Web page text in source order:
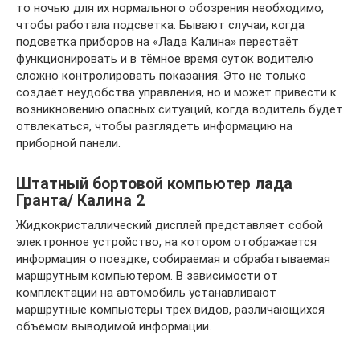
то ночью для их нормального обозрения необходимо,
чтобы работала подсветка. Бывают случаи, когда
подсветка приборов на «Лада Калина» перестаёт
функционировать и в тёмное время суток водителю
сложно контролировать показания. Это не только
создаёт неудобства управления, но и может привести к
возникновению опасных ситуаций, когда водитель будет
отвлекаться, чтобы разглядеть информацию на
приборной панели.
Штатный бортовой компьютер лада
Гранта/ Калина 2
Жидкокристаллический дисплей представляет собой
электронное устройство, на котором отображается
информация о поездке, собираемая и обрабатываемая
маршрутным компьютером. В зависимости от
комплектации на автомобиль устанавливают
маршрутные компьютеры трех видов, различающихся
объемом выводимой информации.